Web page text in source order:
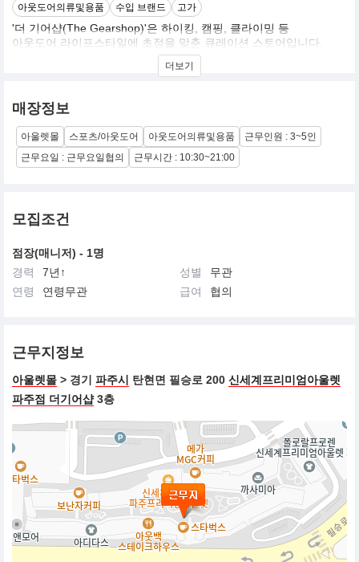
아웃도어의류및용품 수입 브랜드 고가
'더 기어샵(The Gearshop)'은 하이킹, 캠핑, 클라이밍 등
아웃도어 라이프스타일에 초점을 맞춘 큐레이션 스토어입니다.
아웃도어 입문자부터 전문가까지 필요한 의류와 장비를 제공하며,
㈜넬슨스포츠의 수십 년간의 노하우를 기반으로
블랙다이아몬드, 스카르파, 코토팍시 등 수입브랜드 의류를 판매하
고 있는 매장입니다.
더보기
매장정보
아울렛몰 스포츠/아웃도어 아웃도어의류및용품
근무인원 : 3~5인
근무요일 : 근무요일협의
근무시간 : 10:30~21:00
모집조건
점장(매니저) - 1명
경력
7년↑ 성별
무관
연령
연령무관 급여 협의
근무지정보
아울렛몰 > 경기 파주시 탄현면 필승로 200 신세계프리미엄아울렛
파주점 더기어샵3층